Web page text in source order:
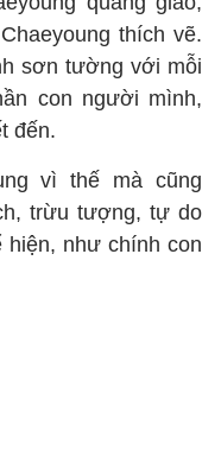
thích vẽ.
sơn tường với mỗi
con người mình,
đến.
vì thế mà cũng
trừu tượng, tự do
hiện, như chính con